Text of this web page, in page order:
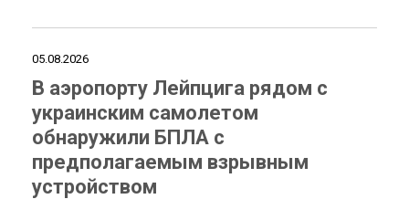
05.08.2026
В аэропорту Лейпцига рядом с
украинским самолетом
обнаружили БПЛА с
предполагаемым взрывным
устройством